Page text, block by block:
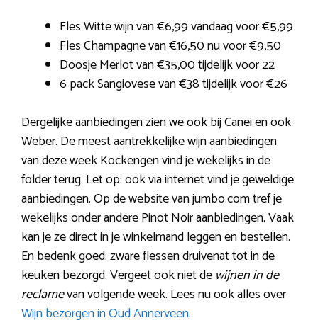
Fles Witte wijn van €6,99 vandaag voor €5,99
Fles Champagne van €16,50 nu voor €9,50
Doosje Merlot van €35,00 tijdelijk voor 22
6 pack Sangiovese van €38 tijdelijk voor €26
Dergelijke aanbiedingen zien we ook bij Canei en ook
Weber. De meest aantrekkelijke wijn aanbiedingen
van deze week Kockengen vind je wekelijks in de
folder terug. Let op: ook via internet vind je geweldige
aanbiedingen. Op de website van jumbo.com tref je
wekelijks onder andere Pinot Noir aanbiedingen. Vaak
kan je ze direct in je winkelmand leggen en bestellen.
En bedenk goed: zware flessen druivenat tot in de
keuken bezorgd. Vergeet ook niet de wijnen in de
reclamevan volgende week. Lees nu ook alles over
Wijn bezorgen in Oud Annerveen.